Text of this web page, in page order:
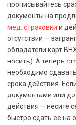
прописывайтесь
документы на
мед. страховки и
отсутствии —
обладатели карт
носить). А теперь
необходимо
срока действия.
документами или до
действия — несите
быстро сдать ее на